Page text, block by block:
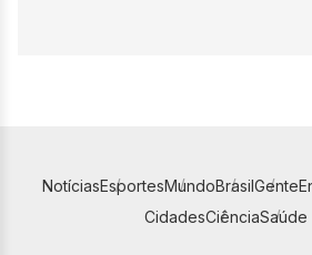
NotíciasEsportesMundoBrasilGente
CidadesCiênciaSaúde